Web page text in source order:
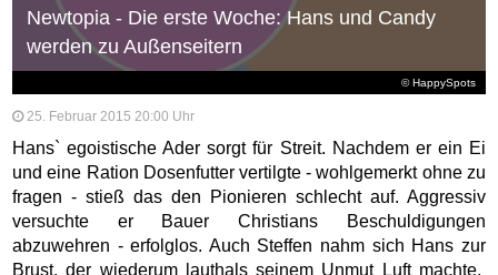
© HappySpots
Newtopia - Die erste Woche: Hans und Candy
werden zu Außenseitern
25. Februar 2015 20:00 Uhr
Hans` egoistische Ader sorgt für Streit. Nachdem er ein Ei
und eine Ration Dosenfutter vertilgte - wohlgemerkt ohne zu
fragen - stieß das den Pionieren schlecht auf. Aggressiv
versuchte er Bauer Christians Beschuldigungen
abzuwehren - erfolglos. Auch Steffen nahm sich Hans zur
Brust, der wiederum lauthals seinem Unmut Luft machte.